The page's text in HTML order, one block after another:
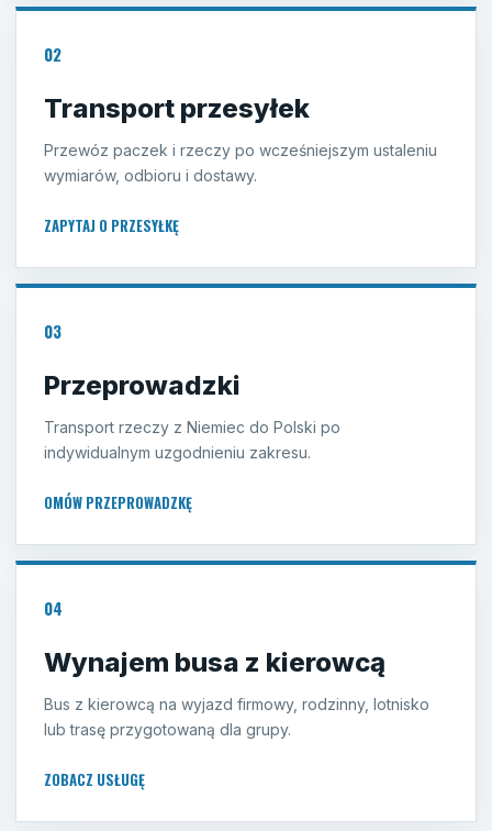
02
Transport przesyłek
Przewóz paczek i rzeczy po wcześniejszym ustaleniu
wymiarów, odbioru i dostawy.
ZAPYTAJ O PRZESYŁKĘ
03
Przeprowadzki
Transport rzeczy z Niemiec do Polski po
indywidualnym uzgodnieniu zakresu.
OMÓW PRZEPROWADZKĘ
04
Wynajem busa z kierowcą
Bus z kierowcą na wyjazd firmowy, rodzinny, lotnisko
lub trasę przygotowaną dla grupy.
ZOBACZ USŁUGĘ